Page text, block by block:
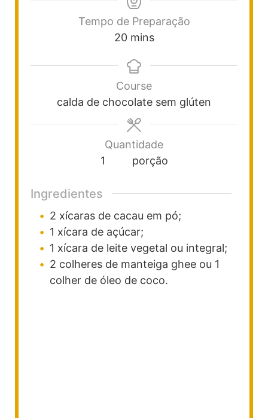
Tempo de Preparação
20 mins
Course
calda de chocolate sem glúten
Quantidade
1
porção
Ingredientes
2 xícaras de cacau em pó;
1 xícara de açúcar;
1 xícara de leite vegetal ou integral;
2 colheres de manteiga ghee ou 1
colher de óleo de coco.